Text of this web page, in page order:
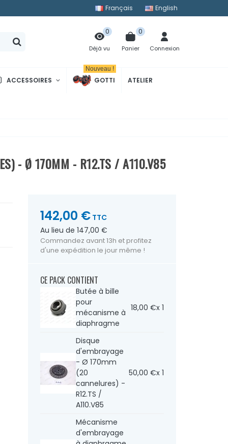
Français English
Déjà vu
0
Panier
0
Connexion
ACCESSOIRES GOTTI
Nouveau !
ATELIER
- Ø 170MM - R12.TS / A110.V85
142,00 € TTC
Au lieu de 147,00 €
Commandez avant 13h et profitez
d'une expédition le jour même !
CE PACK CONTIENT
Butée à bille
pour
mécanisme à
diaphragme
18,00 €x 1
Disque
d'embrayage
- Ø 170mm
(20
cannelures) -
R12.TS /
A110.V85
50,00 €x 1
Mécanisme
d'embrayage